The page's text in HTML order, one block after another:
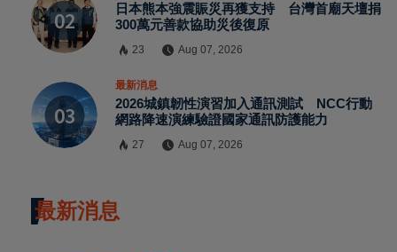
日本熊本強震賑災再獲支持 台灣首廟天壇捐
300萬元善款協助災後復原
23 Aug 07, 2026
最新消息
2026城鎮韌性演習加入通訊測試 NCC行動
網路降速演練驗證國家通訊防護能力
27 Aug 07, 2026
最新消息